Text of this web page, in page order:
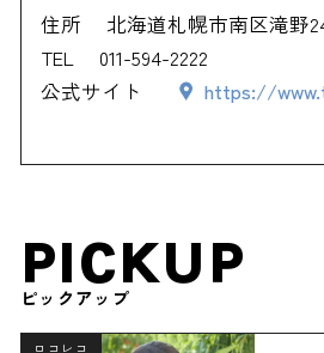
住所 北海道札幌市南区滝野
TEL
011-594-2222
公式サイト
https://
PICKUP
ピックアップ
ロコレコ